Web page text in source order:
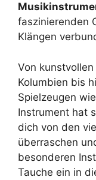
faszinierenden
Klängen
Von kunstvollen
Kolumbien bis
Spielzeugen
Instrument hat
dich von den
überraschen
besonderen
Tauche ein in